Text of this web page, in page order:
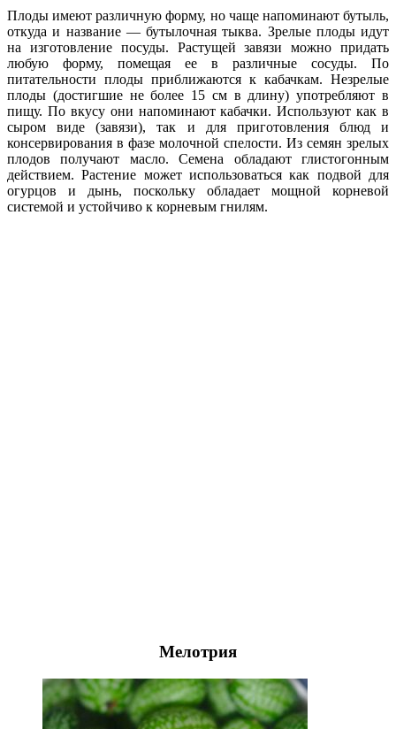
Плоды имеют различную форму, но чаще напоминают бутыль,
откуда и название — бутылочная тыква. Зрелые плоды идут
на изготовление посуды. Растущей завязи можно придать
любую форму, помещая ее в различные сосуды. По
питательности плоды приближаются к кабачкам. Незрелые
плоды (достигшие не более 15 см в длину) употребляют в
пищу. По вкусу они напоминают кабачки. Используют как в
сыром виде (завязи), так и для приготовления блюд и
консервирования в фазе молочной спелости. Из семян зрелых
плодов получают масло. Семена обладают глистогонным
действием. Растение может использоваться как подвой для
огурцов и дынь, поскольку обладает мощной корневой
системой и устойчиво к корневым гнилям.
Мелотрия